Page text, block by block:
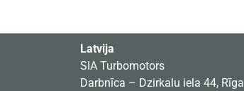
Latvija
SIA Turbomotors
Darbnīca – Dzirkalu iela 44, Rīga